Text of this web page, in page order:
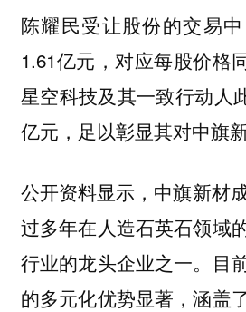
陈耀民受让股份的交易
1.61亿元，对应每股价格
星空科技及其一致行动人
亿元，足以彰显其对中旗
公开资料显示，中旗新材
过多年在人造石英石领域
行业的龙头企业之一。目
的多元化优势显著，涵盖